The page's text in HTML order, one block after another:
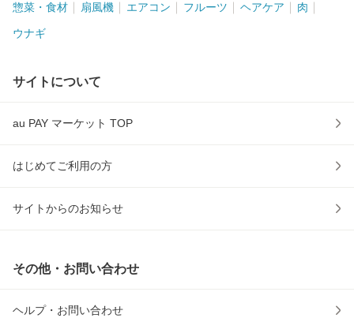
惣菜・食材 扇風機 エアコン フルーツ ヘアケア 肉
ウナギ
サイトについて
au PAY マーケット TOP
はじめてご利用の方
サイトからのお知らせ
その他・お問い合わせ
ヘルプ・お問い合わせ